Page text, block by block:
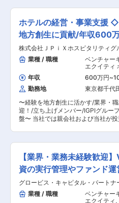
の給与関連業務は、当面は想定して
（将来的にご本人の希望・体制により
属先：人事労務チーム ・ディレクタ
担当1名、採用担当1名、労務アシス
在籍しています。 ・就業時間は7時
月20時間程でフレックスも利用可
ン・サックス証券出身の佐藤氏がス
投資ファンド運営企業です。 地域金融機関から再
生可能な中堅・中小企業等の株式や
り、バランスシートの再構築等を通
生」を図る事を主なターゲットにし
運営を行っています。 全国各地の地域金融機関と
主なクライアントは日本の大手機関
国内資金による国内企業再生の実現
の一助を担っています。 変更の範囲：会社の定め
る業務
し、投資顧問業務（一任・助言）を
だきます。国内投資を組み込んだ運
ョンを提供し、既存顧客のフォロー
開拓も担当いただきます。 ・顧客構
会社約4割、地方銀行約4割、年金基
存顧客対応が約7割、新規開拓が約3
適性に応じて担当領域を調整します
当ファンド数は約3件。運用部門や
スと連携しながら、提案資料作成、
内調整、契約締結まで一貫して担当
す。 ■組織について ・投資顧問部
に配属予定です。 └2名（部長60代
代） ■キャリアパス OJTを中心に
得いただきます。半期ごとの評価面
ャリア形成を支援し、バックオフィ
へのジョブローテーションも柔軟に
を提供しています。 ・プライベー
（PE）・ファンドやインフラストラ
ンドなど運用商品の販売、セカンダ
れらに関する投資一任業務を通じ、
的かつ持続的な資産形成を支援して
立的な立場を堅持しつつパフォーマ
ホテルの経営・事業支援
地方創生に貢献/年収600
株式会社ＪＰｉＸホスピタリティグ
業種 / 職種
ベンチャー
エクイティ
経営企画 戦
年収 600万円~
勤務地
東京都千代
〜経験を地方創生に活かす/業界・
迎！/立ち上げメンバー/IGPIグルー
盤〜 当社では親会社および当社が投
特にホテルなどサービス産業に若い
的に携わり、地方創生に貢献するこ
ジションです。 ＜主な業務内容＞ ◇当社のグル
ープ経営支援： ・グループ各社（
ホテルや結婚式場などサービス業メ
題解決および事業推進をお任せいた
まで長期定期に担っていただくため
提案はもちろん、マーケティングや
【業界・業務未経験歓迎
資の実行管理やファンド
える！
グロービス・キャピタル・パートナ
業種 / 職種
ベンチャー
エクイティ ,